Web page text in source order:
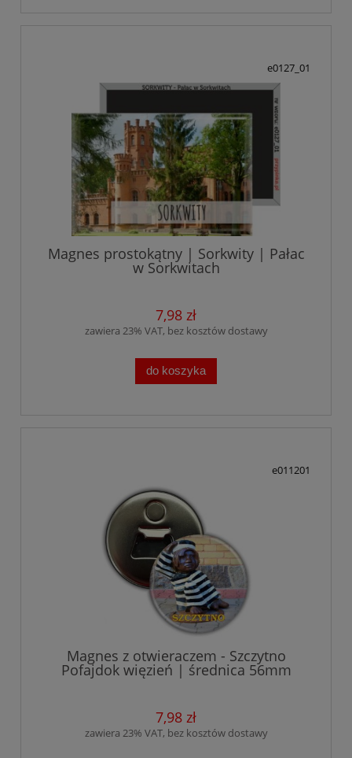
e0127_01
Magnes prostokątny | Sorkwity | Pałac
w Sorkwitach
7,98 zł
zawiera 23% VAT, bez kosztów dostawy
do koszyka
e011201
Magnes z otwieraczem - Szczytno
Pofajdok więzień | średnica 56mm
7,98 zł
zawiera 23% VAT, bez kosztów dostawy